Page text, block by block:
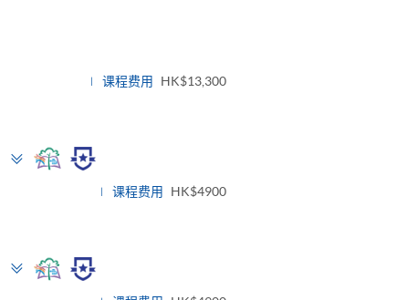
课程费用 HK$13,300
Toggle
课程费用 HK$4900
Toggle